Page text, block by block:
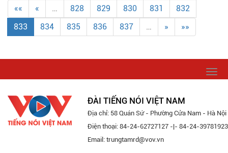
«« « … 828 829 830 831
832
833
834 835 836 837 … » »»
ĐÀI TIẾNG NÓI VIỆT NAM
Địa chỉ: 58 Quán Sứ - Phường Cửa Nam - Hà Nội
Điện thoại: 84-24-62727127 -|- 84-24-39781923
Email: trungtamrd@vov.vn